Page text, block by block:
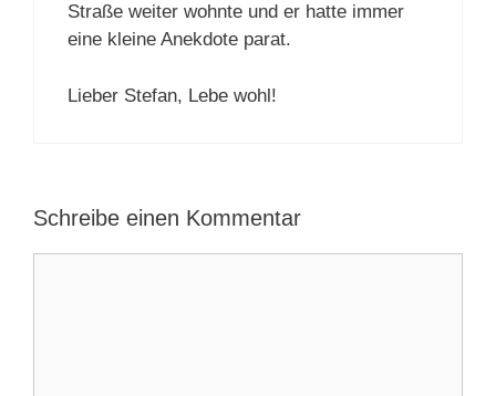
Straße weiter wohnte und er hatte immer
eine kleine Anekdote parat.
Lieber Stefan, Lebe wohl!
Schreibe einen Kommentar